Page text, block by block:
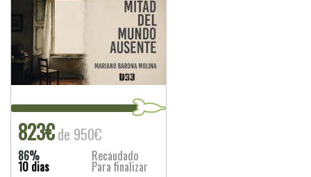
823€de 950€
86%
10 dias
Recaudado
Para finalizar